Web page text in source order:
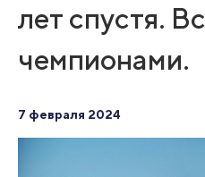
лет спустя.
чемпионами.
7 февраля 2024